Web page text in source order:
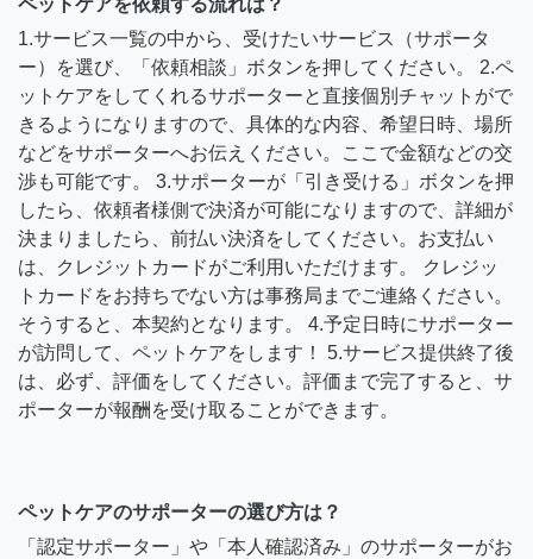
ペットケアを依頼する流れは？
1.サービス一覧の中から、受けたいサービス（サポータ
ー）を選び、「依頼相談」ボタンを押してください。 2.ペ
ットケアをしてくれるサポーターと直接個別チャットがで
きるようになりますので、具体的な内容、希望日時、場所
などをサポーターへお伝えください。ここで金額などの交
渉も可能です。 3.サポーターが「引き受ける」ボタンを押
したら、依頼者様側で決済が可能になりますので、詳細が
決まりましたら、前払い決済をしてください。お支払い
は、クレジットカードがご利用いただけます。 クレジッ
トカードをお持ちでない方は事務局までご連絡ください。
そうすると、本契約となります。 4.予定日時にサポーター
が訪問して、ペットケアをします！ 5.サービス提供終了後
は、必ず、評価をしてください。評価まで完了すると、サ
ポーターが報酬を受け取ることができます。
ペットケアのサポーターの選び方は？
「認定サポーター」や「本人確認済み」のサポーターがお